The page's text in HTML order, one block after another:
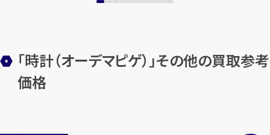
します
「時計（オーデマピゲ）」その他の買取参考
価格